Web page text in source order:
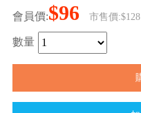
會員價:$96 市售價:$128
數量